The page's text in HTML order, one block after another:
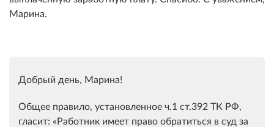
Марина.
Добрый день, Марина!
Общее правило, установленное ч.1 ст.392 ТК РФ,
гласит: «Работник имеет право обратиться в суд за